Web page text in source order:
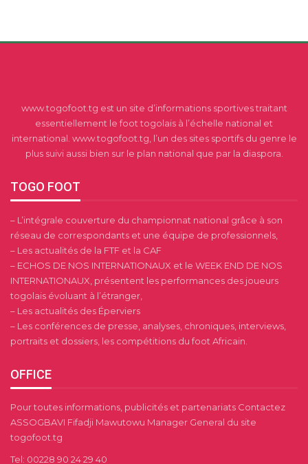
www.togofoot.tg est un site d’informations sportives traitant
essentiellement le foot togolais à l’échelle national et
international. www.togofoot.tg, l’un des sites sportifs du genre le
plus suivi aussi bien sur le plan national que par la diaspora.
TOGO FOOT
– L’intégrale couverture du championnat national grâce à son
réseau de correspondants et une équipe de professionnels,
– Les actualités de la FTF et la CAF
– ECHOS DE NOS INTERNATIONAUX et le WEEK END DE NOS
INTERNATIONAUX, présentent les performances des joueurs
togolais évoluant à l’étranger,
– Les actualités des Éperviers
– Les conférences de presse, analyses, chroniques, interviews,
portraits et dossiers, les compétitions du foot Africain.
OFFICE
Pour toutes informations, publicités et partenariats Contactez
ASSOGBAVI Fifadji Mawutowu Manager General du site
togofoot.tg
Tel: 00228 90 24 29 40